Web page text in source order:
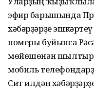
эфир барышында
хәбәрҙәрҙе
номеры буйынса
мөйөшөнән
мобиль
Сит илдән